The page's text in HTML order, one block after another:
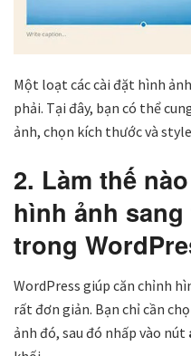
Một loạt các cài đặt hình
phải. Tại đây, bạn có thể
ảnh, chọn kích thước và
2. Làm thế
hình ảnh
trong
WordPress giúp căn chỉnh
rất đơn giản. Bạn chỉ cần
ảnh đó, sau đó nhấp vào nút